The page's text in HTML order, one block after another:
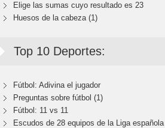
Elige las sumas cuyo resultado es 23
Huesos de la cabeza (1)
Top 10 Deportes:
Fútbol: Adivina el jugador
Preguntas sobre fútbol (1)
Fútbol: 11 vs 11
Escudos de 28 equipos de la Liga española